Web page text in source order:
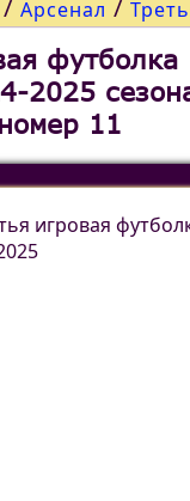
/ Арсенал /
футболка
2025
11